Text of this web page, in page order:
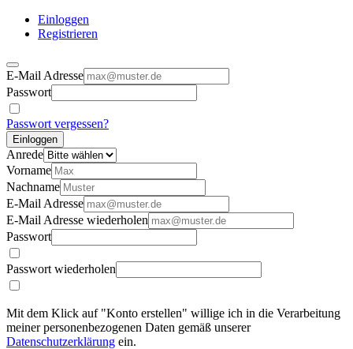
Einloggen
Registrieren
E-Mail Adresse
Passwort
Passwort vergessen?
Einloggen
Anrede
Vorname
Nachname
E-Mail Adresse
E-Mail Adresse wiederholen
Passwort
Passwort wiederholen
Mit dem Klick auf "Konto erstellen" willige ich in die Verarbeitung
meiner personenbezogenen Daten gemäß unserer
Datenschutzerklärung ein.